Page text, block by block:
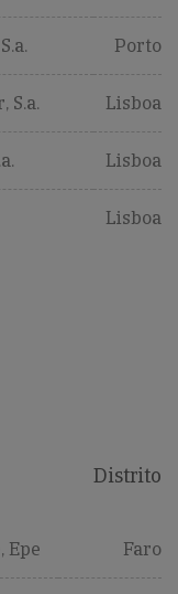
Porto
S.a. Lisboa
Lisboa
Lisboa
Distrito
Epe Faro